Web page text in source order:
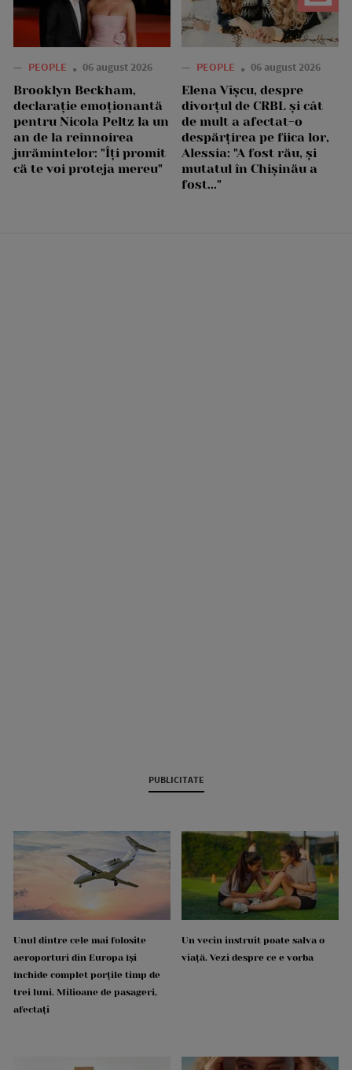
— PEOPLE 06 august 2026
Brooklyn Beckham,
declarație emoționantă
pentru Nicola Peltz la un
an de la reînnoirea
jurămintelor: "Îți promit
că te voi proteja mereu"
— PEOPLE 06 august 2026
Elena Vîșcu, despre
divorțul de CRBL și cât
de mult a afectat-o
despărțirea pe fiica lor,
Alessia: "A fost rău, și
mutatul în Chișinău a
fost..."
PUBLICITATE
Unul dintre cele mai folosite
aeroporturi din Europa își
închide complet porțile timp de
trei luni. Milioane de pasageri,
afectați
Un vecin instruit poate salva o
viață. Vezi despre ce e vorba